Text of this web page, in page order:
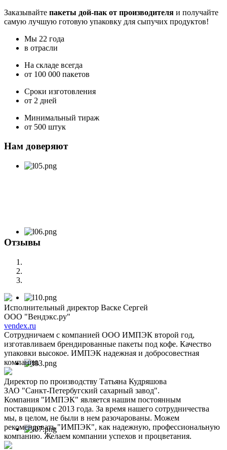
Заказывайте пакеты дой-пак от производителя и получайте
самую лучшую готовую упаковку для сыпучих продуктов!
Мы 22 года
в отрасли
На складе всегда
от 100 000 пакетов
Сроки изготовления
от 2 дней
Минимальный тираж
от 500 штук
Нам доверяют
Отзывы
Исполнительный директор Васке Сергей
ООО "Вендэкс.ру"
vendex.ru
Сотрудничаем с компанией ООО ИМПЭК второй год,
изготавливаем брендированные пакеты под кофе. Качество
упаковки высокое. ИМПЭК надежная и добросовестная
компания.
Директор по производству Татьяна Кудряшова
ЗАО "Санкт-Петербугский сахарный завод".
Компания "ИМПЭК" является нашим постоянным
поставщиком с 2013 года. За время нашего сотрудничества
мы, в целом, не были в нем разочарованы. Можем
рекомендовать "ИМПЭК", как надежную, профессиональную
компанию. Желаем компании успехов и процветания.